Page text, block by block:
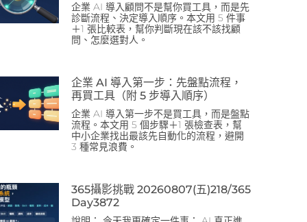
企業 AI 導入顧問不是幫你買工具，而是先
診斷流程、決定導入順序。本文用 5 件事
＋1 張比較表，幫你判斷現在該不該找顧
問、怎麼選對人。
企業 AI 導入第一步：先盤點流程，
再買工具（附 5 步導入順序）
企業 AI 導入第一步不是買工具，而是盤點
流程。本文用 5 個步驟＋1 張檢查表，幫
中小企業找出最該先自動化的流程，避開
3 種常見浪費。
365攝影挑戰 20260807(五)218/365
Day3872